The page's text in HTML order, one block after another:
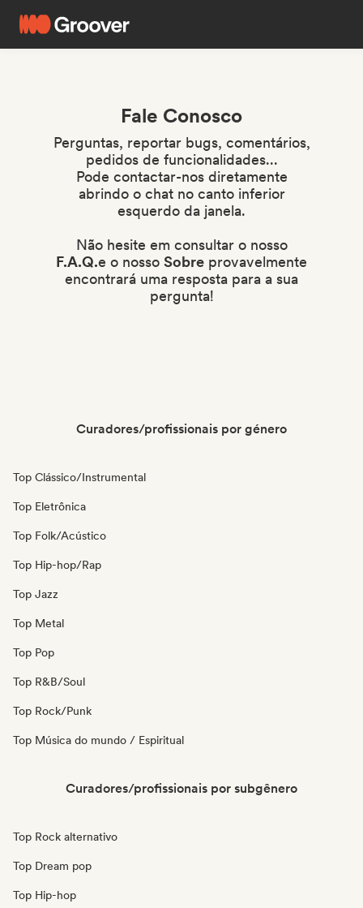
Fale Conosco
Perguntas, reportar bugs, comentários,
pedidos de funcionalidades...
Pode contactar-nos diretamente
abrindo o chat no canto inferior
esquerdo da janela.
Não hesite em consultar o nosso
F.A.Q.e o nosso Sobre provavelmente
encontrará uma resposta para a sua
pergunta!
Curadores/profissionais por género
Top Clássico/Instrumental
Top Eletrônica
Top Folk/Acústico
Top Hip-hop/Rap
Top Jazz
Top Metal
Top Pop
Top R&B/Soul
Top Rock/Punk
Top Música do mundo / Espiritual
Curadores/profissionais por subgênero
Top Rock alternativo
Top Dream pop
Top Hip-hop